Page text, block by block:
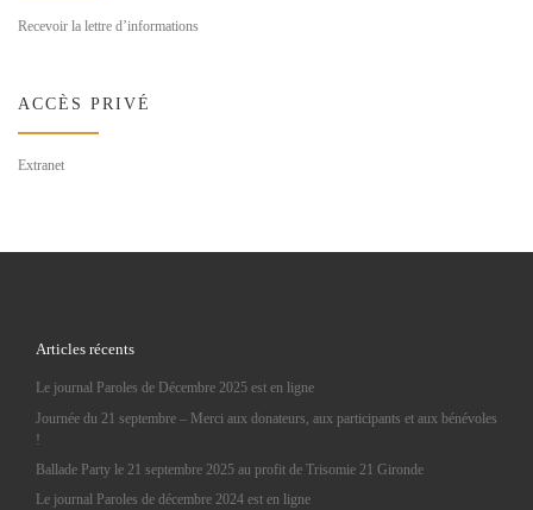
Recevoir la lettre d’informations
ACCÈS PRIVÉ
Extranet
Articles récents
Le journal Paroles de Décembre 2025 est en ligne
Journée du 21 septembre – Merci aux donateurs, aux participants et aux bénévoles
!
Ballade Party le 21 septembre 2025 au profit de Trisomie 21 Gironde
Le journal Paroles de décembre 2024 est en ligne